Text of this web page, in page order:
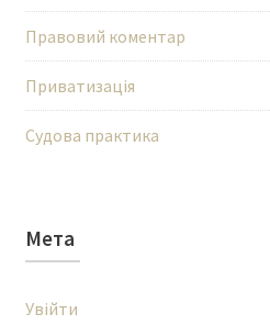
Правовий коментар
Приватизація
Судова практика
Мета
Увійти